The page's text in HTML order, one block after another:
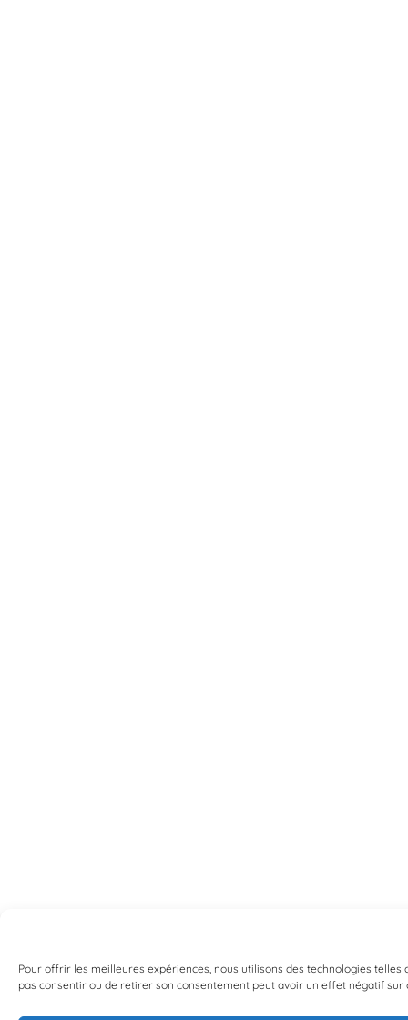
Pour offrir les meilleures expériences, nous utilisons des technologies
pas consentir ou de retirer son consentement peut avoir un effet négatif